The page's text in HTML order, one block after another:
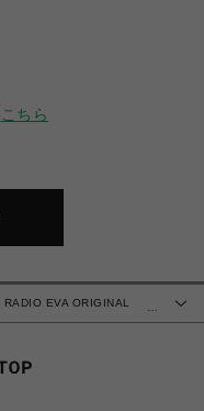
こちら
RADIO EVA ORIGINAL